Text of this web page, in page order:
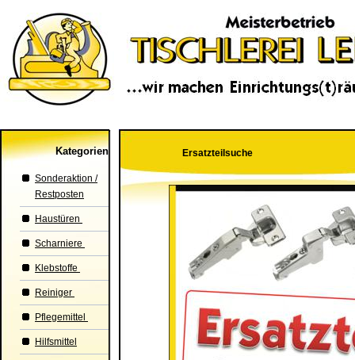
Kategorien
Sonderaktion /
Restposten
Haustüren
Scharniere
Klebstoffe
Reiniger
Pflegemittel
Hilfsmittel
Ersatzteilsuche